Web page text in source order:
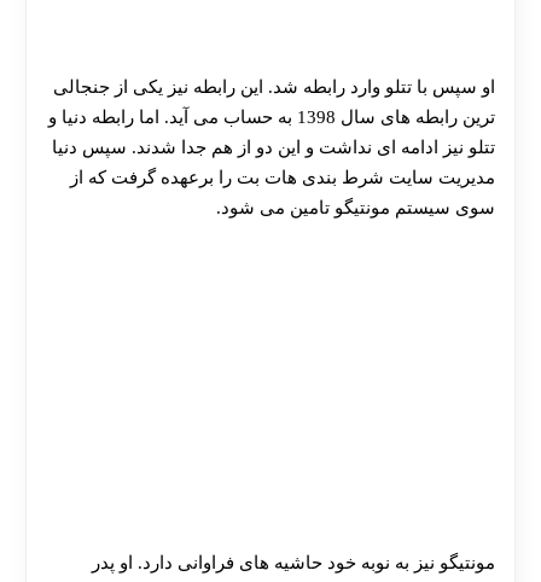
او سپس با تتلو وارد رابطه شد. این رابطه نیز یکی از جنجالی
ترین رابطه های سال 1398 به حساب می آید. اما رابطه دنیا و
تتلو نیز ادامه ای نداشت و این دو از هم جدا شدند. سپس دنیا
مدیریت سایت شرط بندی هات بت را برعهده گرفت که از
سوی سیستم مونتیگو تامین می شود.
مونتیگو نیز به نوبه خود حاشیه های فراوانی دارد. او پدر